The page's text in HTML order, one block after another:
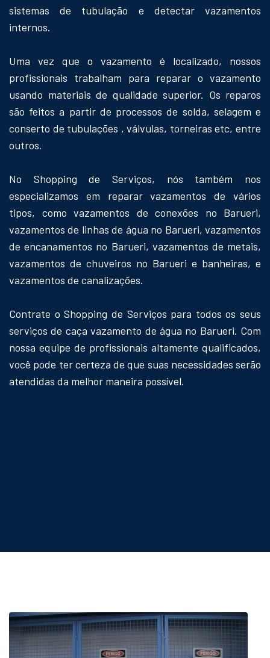
sistemas de tubulação e detectar vazamentos
internos.
Uma vez que o vazamento é localizado, nossos
profissionais trabalham para reparar o vazamento
usando materiais de qualidade superior. Os reparos
são feitos a partir de processos de solda, selagem e
conserto de tubulações , válvulas, torneiras etc, entre
outros.
No Shopping de Serviços, nós também nos
especializamos em reparar vazamentos de vários
tipos, como vazamentos de conexões no Barueri,
vazamentos de linhas de água no Barueri, vazamentos
de encanamentos no Barueri, vazamentos de metais,
vazamentos de chuveiros no Barueri e banheiras, e
vazamentos de canalizações.
Contrate o Shopping de Serviços para todos os seus
serviços de caça vazamento de água no Barueri. Com
nossa equipe de profissionais altamente qualificados,
você pode ter certeza de que suas necessidades serão
atendidas da melhor maneira possível.